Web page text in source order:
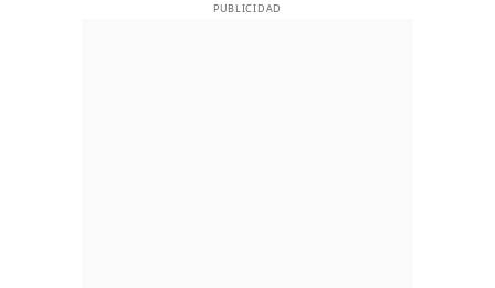
PUBLICIDAD